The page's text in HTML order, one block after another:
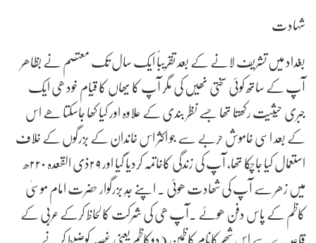
شہادت
بغداد میں تشریف لانے کے بعد تقریباً ایک سال تک معتصم نے بظاھر
آپ کے ساتھ کوئی سختی نھیں کی مگر آپ کا یھاں کا قیام خود ھی ایک
جبری حیثیت رکھتا تھا جسے نظر بندی کے علاوہ اور کیا کھا جاسکتا ھے اس
کے بعد اسی خاموش حربے سے جو اکثر اس خاندان کے بزرگوں کے خلاف
استعمال کیا جاچکا تھا، آپ کی زندگی کاخاتمہ کردیا گیا اور ۲۹ذی القعدہ ۲۲۰ھ
میں زھر سے آپ کی شھادت ھوئی ۔ اپنے جدِ بزرگوار حضرت امام موسیٰ
کاظم کے پاس دفن ھوئے .آپ ھی کی شرکت کالحاظ کرکے عربی کے